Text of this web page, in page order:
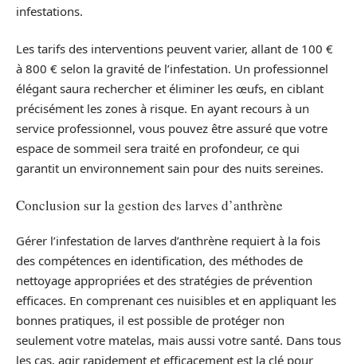
infestations.
Les tarifs des interventions peuvent varier, allant de 100 €
à 800 € selon la gravité de l’infestation. Un professionnel
élégant saura rechercher et éliminer les œufs, en ciblant
précisément les zones à risque. En ayant recours à un
service professionnel, vous pouvez être assuré que votre
espace de sommeil sera traité en profondeur, ce qui
garantit un environnement sain pour des nuits sereines.
Conclusion sur la gestion des larves d’anthrène
Gérer l’infestation de larves d’anthrène requiert à la fois
des compétences en identification, des méthodes de
nettoyage appropriées et des stratégies de prévention
efficaces. En comprenant ces nuisibles et en appliquant les
bonnes pratiques, il est possible de protéger non
seulement votre matelas, mais aussi votre santé. Dans tous
les cas, agir rapidement et efficacement est la clé pour